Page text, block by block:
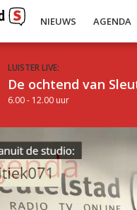
NIEUWS AGENDA
LUISTER LIVE:
De ochtend van
6.00 - 12.00 uur